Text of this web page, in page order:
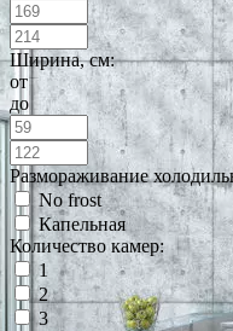
Ширина, см:
от
до
Размораживание
No frost
Капельная
Количество камер:
1
2
3